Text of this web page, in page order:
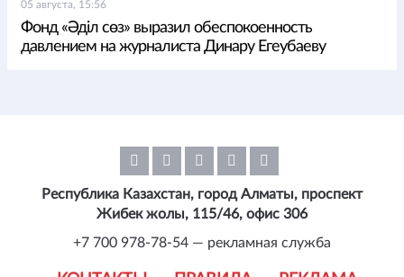
05 августа, 15:56
Фонд «Әділ сөз» выразил обеспокоенность
давлением на журналиста Динару Егеубаеву
Республика Казахстан, город Алматы, проспект
Жибек жолы, 115/46, офис 306
+7 700 978-78-54 — рекламная служба